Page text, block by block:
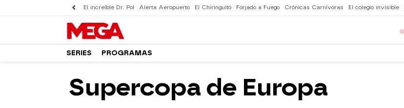
El increíble Dr. Pol Alerta Aeropuerto El Chiringuito Forjado a Fuego Crónicas Carnívoras El colegio invisible
SERIES PROGRAMAS
Supercopa de Europa